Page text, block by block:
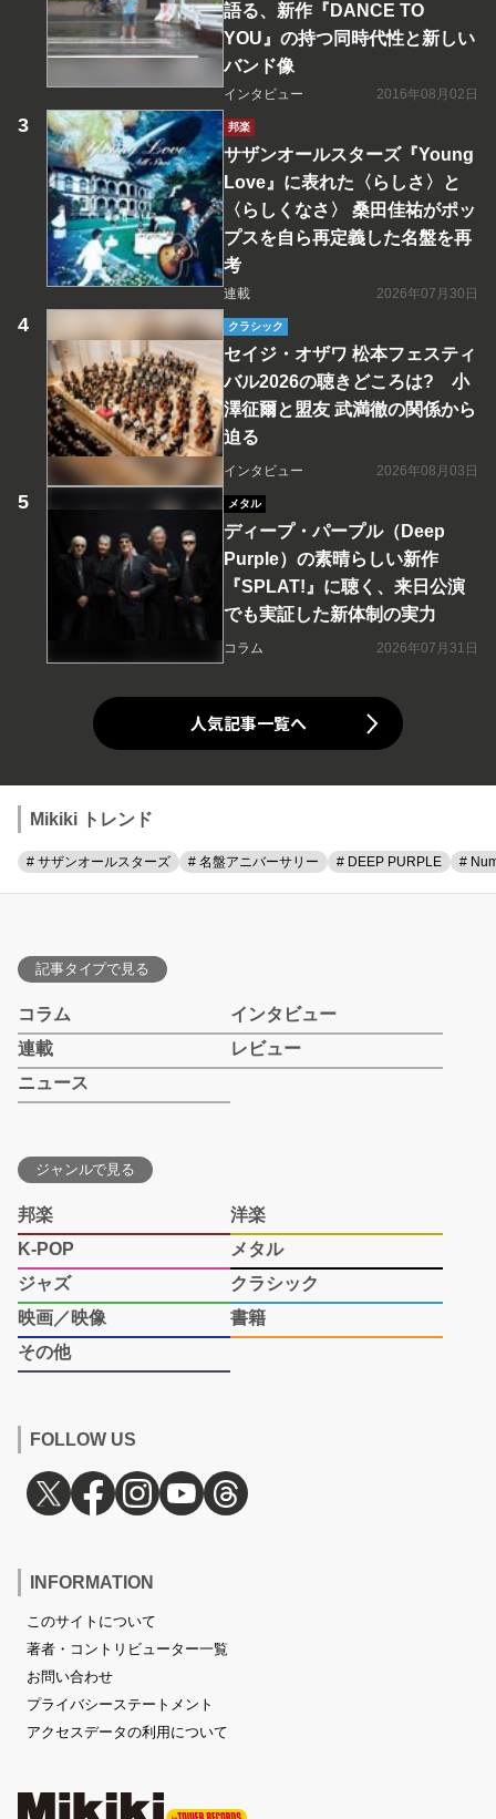
語る、新作『DANCE TO
YOU』の持つ同時代性と新しい
バンド像
インタビュー 2016年08月02日
邦楽
サザンオールスターズ『Young
Love』に表れた〈らしさ〉と
〈らしくなさ〉 桑田佳祐がポッ
プスを自ら再定義した名盤を再
考
連載 2026年07月30日
クラシック
セイジ・オザワ 松本フェスティ
バル2026の聴きどころは? 小
澤征爾と盟友 武満徹の関係から
迫る
インタビュー 2026年08月03日
メタル
ディープ・パープル（Deep
Purple）の素晴らしい新作
『SPLAT!』に聴く、来日公演
でも実証した新体制の実力
コラム 2026年07月31日
人気記事一覧へ
Mikiki トレンド
# サザンオールスターズ # 名盤アニバーサリー # DEEP PURPLE #
記事タイプで見る
コラム
インタビュー
連載
レビュー
ニュース
ジャンルで見る
邦楽
洋楽
K-POP
メタル
ジャズ
クラシック
映画／映像
書籍
その他
FOLLOW US
INFORMATION
このサイトについて
著者・コントリビューター一覧
お問い合わせ
プライバシーステートメント
アクセスデータの利用について